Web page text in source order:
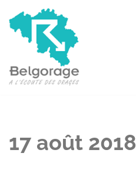
Aller
17 août 2018